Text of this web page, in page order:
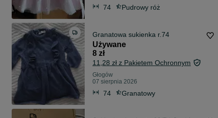
74 Pudrowy róż
Granatowa sukienka r.74
Używane
8 zł
11,28 zł z Pakietem Ochronnym
Głogów
07 sierpnia 2026
74 Granatowy